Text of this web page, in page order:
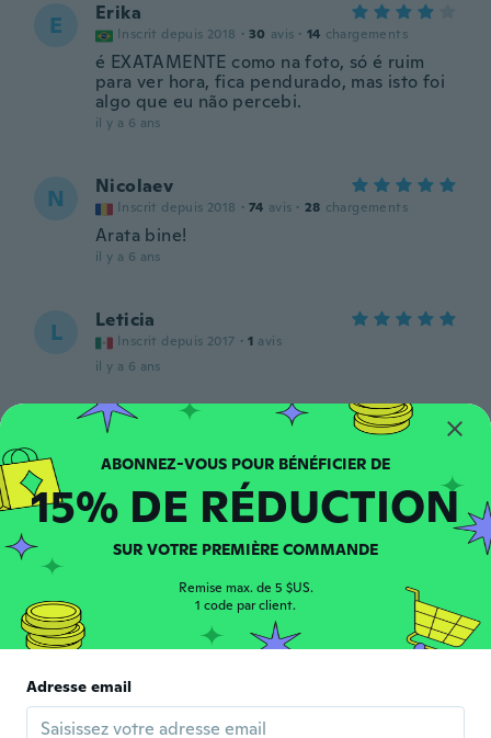
E Erika
Inscrit depuis 2018 · 30 avis · 14 chargements
é EXATAMENTE como na foto, só é ruim
para ver hora, fica pendurado, mas isto foi
algo que eu não percebi.
il y a 6 ans
N Nicolaev
Inscrit depuis 2018 · 74 avis · 28 chargements
Arata bine!
il y a 6 ans
L Leticia
Inscrit depuis 2017 · 1 avis
il y a 6 ans
海老原
nice
il y a 6 ans
A André
Inscrit depuis 2014 31
avis
G Inscrit depuis 2019
15% DE RÉDUCTION
SUR VOTRE PREMIÈRE COMMANDE
Remise max. de 5 $US.
1 code par client.
Adresse email